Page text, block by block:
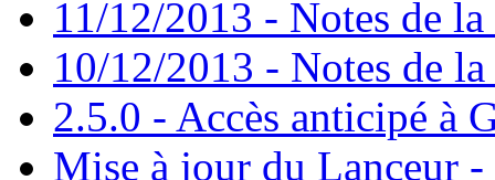
11/12/2013 - Notes de
10/12/2013 - Notes de
2.5.0 - Accès anticipé à
Mise à jour du Lanceur